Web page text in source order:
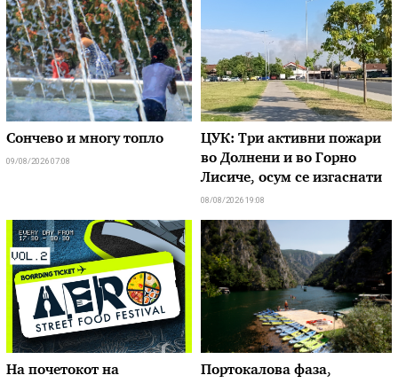
Сончево и многу топло
09/08/2026 07:08
ЦУК: Три активни пожари
во Долнени и во Горно
Лисиче, осум се изгаснати
08/08/2026 19:08
На почетокот на
Портокалова фаза,